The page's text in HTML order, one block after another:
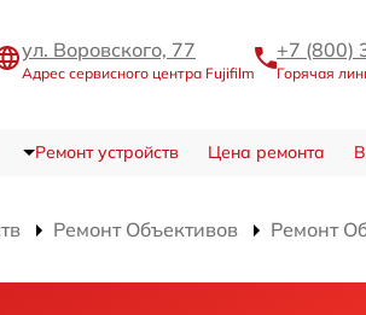
ул. Воровского, 77
Адрес сервисного центра Fujifilm
+7 (800)
Горячая
Ремонт устройств Цена ремонта
Ремонт Объективов Ремонт